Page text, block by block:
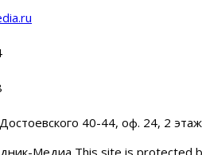
40-44, оф. 24, 2